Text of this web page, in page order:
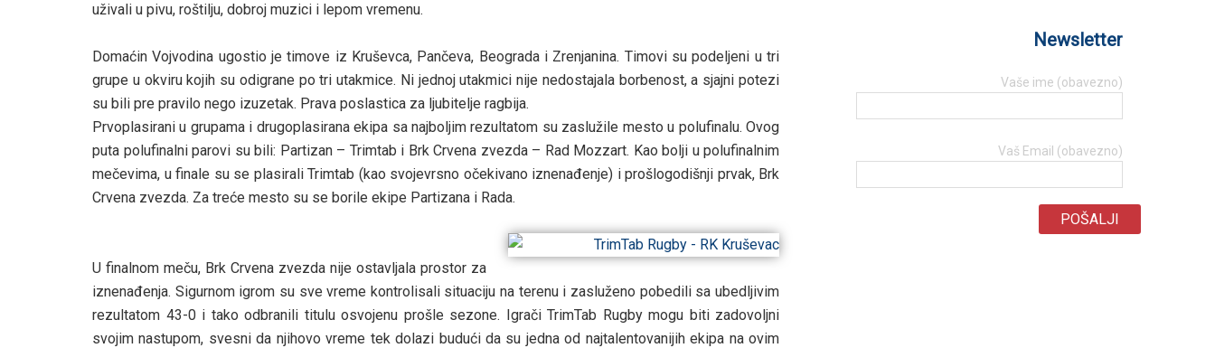
uživali u pivu, roštilju, dobroj muzici i lepom vremenu.
Domaćin Vojvodina ugostio je timove iz Kruševca, Pančeva, Beograda i Zrenjanina. Timovi su podeljeni u tri
grupe u okviru kojih su odigrane po tri utakmice. Ni jednoj utakmici nije nedostajala borbenost, a sjajni potezi
su bili pre pravilo nego izuzetak. Prava poslastica za ljubitelje ragbija.
Prvoplasirani u grupama i drugoplasirana ekipa sa najboljim rezultatom su zaslužile mesto u polufinalu. Ovog
puta polufinalni parovi su bili: Partizan – Trimtab i Brk Crvena zvezda – Rad Mozzart. Kao bolji u polufinalnim
mečevima, u finale su se plasirali Trimtab (kao svojevrsno očekivano iznenađenje) i prošlogodišnji prvak, Brk
Crvena zvezda. Za treće mesto su se borile ekipe Partizana i Rada.
U finalnom meču, Brk Crvena zvezda nije ostavljala prostor za
iznenađenja. Sigurnom igrom su sve vreme kontrolisali situaciju na terenu i zasluženo pobedili sa ubedljivim
rezultatom 43-0 i tako odbranili titulu osvojenu prošle sezone. Igrači TrimTab Rugby mogu biti zadovoljni
svojim nastupom, svesni da njihovo vreme tek dolazi budući da su jedna od najtalentovanijih ekipa na ovim
Newsletter
Vaše ime (obavezno)
Vaš Email (obavezno)